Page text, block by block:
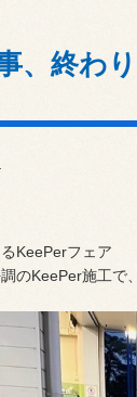
、終わ
KeePerフェア
のKeePer施工で